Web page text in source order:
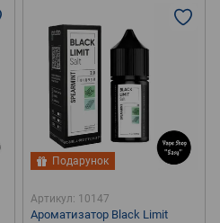
Подарунок
Артикул: 10147
Ароматизатор Black Limit